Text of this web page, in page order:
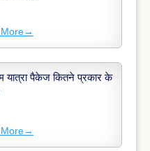
→
यात्रा पैकेज कितने प्रकार के
→